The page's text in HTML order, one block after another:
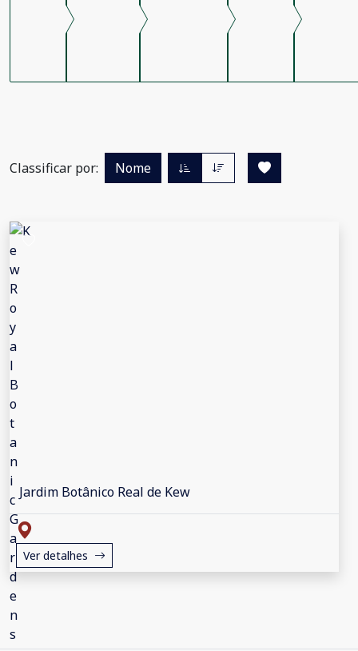
Classificar por: Nome
Jardim Botânico Real de Kew
Ver detalhes